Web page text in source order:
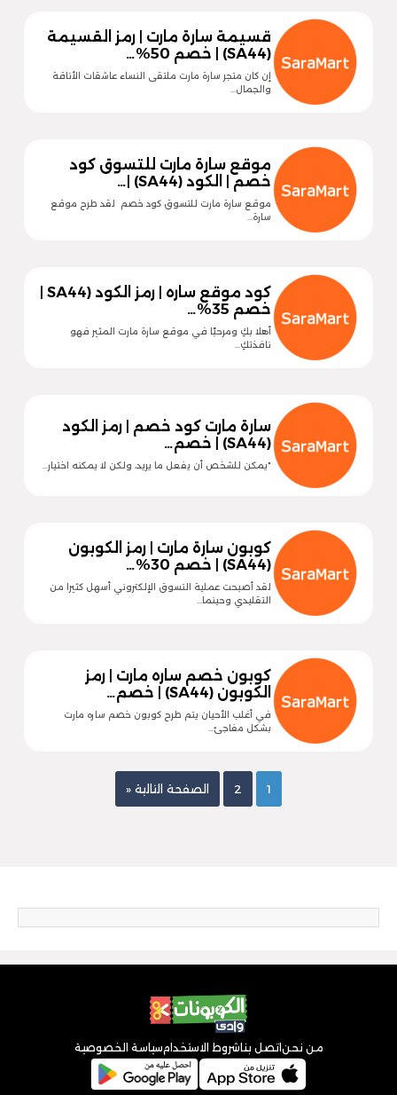
قسيمة سارة مارت | رمز القسيمة
(SA44) | خصم 50%…
إن كان متجر سارة مارت ملتقى النساء عاشقات الأناقة
والجمال…
موقع سارة مارت للتسوق كود
خصم | الكود (SA44) |…
موقع سارة مارت للتسوق كود خصم لقد طرح موقع
سارة…
خصم 35%…
أهلا بكِ ومرحبًا في موقع سارة مارت المثير فهو
نافذتكِ…
سارة مارت كود خصم | رمز الكود
(SA44) | خصم…
"يمكن للشخص أن يفعل ما يريد، ولكن لا يمكنه اختيار…
كوبون سارة مارت | رمز الكوبون
(SA44) | خصم 30%…
لقد أصبحت عملية التسوق الإلكتروني أسهل كثيرا من
التقليدي وحينما…
كوبون خصم ساره مارت | رمز
الكوبون (SA44) | خصم…
في أغلب الأحيان يتم طرح كوبون خصم ساره مارت
بشكل مفاجئ…
1
2 الصفحة التالية «
من نحن اتصل بنا شروط الاستخدامسياسة الخصوصية